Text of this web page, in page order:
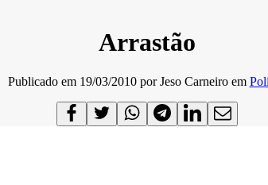
Arrastão
Publicado em 19/03/2010 porJeso Carneiro em